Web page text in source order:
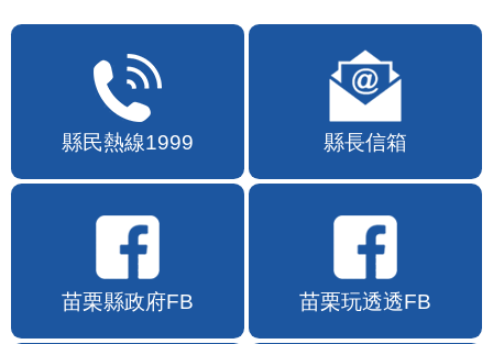
縣民熱線1999 縣長信箱
苗栗縣政府FB 苗栗玩透透FB